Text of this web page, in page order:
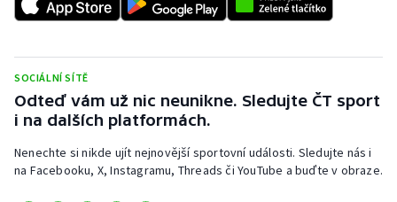
SOCIÁLNÍ SÍTĚ
Odteď vám už nic neunikne. Sledujte ČT sport
i na dalších platformách.
Nenechte si nikde ujít nejnovější sportovní události. Sledujte nás i
na Facebooku, X, Instagramu, Threads či YouTube a buďte v obraze.